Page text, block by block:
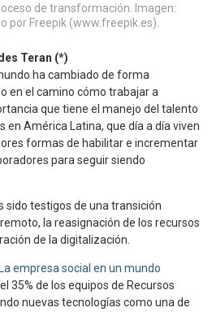
de transformación. Imagen:
por Freepik (www.freepik.es).
Teran (*)
ha cambiado de forma
en el camino cómo trabajar a
que tiene el manejo del talento
en América Latina, que día a día viven
formas de habilitar e incrementar
para seguir siendo
sido testigos de una transición
la reasignación de los recursos
de la digitalización.
empresa social en un mundo
35% de los equipos de Recursos
nuevas tecnologías como una de